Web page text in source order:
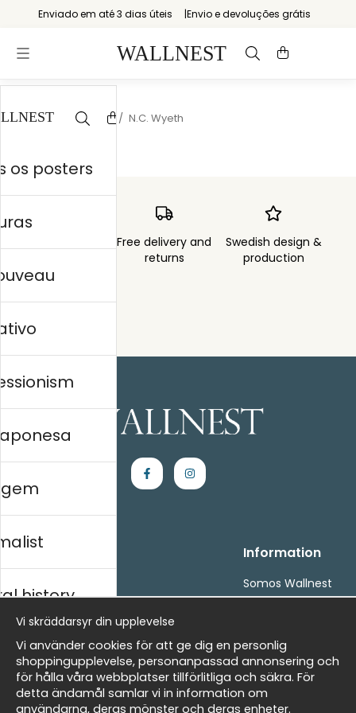
Enviado em até 3 dias úteis Envio e devoluções grátis
Início / Storytelling / N.C. Wyeth
Free delivery and
returns
Swedish design &
production
Handla
Villkor
- Returer och återbetalningar
Om cookies
Mina favoriter
Information
Somos Wallnest
FAQ
Newsletter
os posters
history
Vi skräddarsyr din upplevelse
Vi använder cookies för att ge dig en personlig
shoppingupplevelse, personanpassad annonsering och
för hålla våra webbplatser tillförlitliga och säkra. För
detta ändamål samlar vi in information om
användarna, deras mönster och deras enheter.